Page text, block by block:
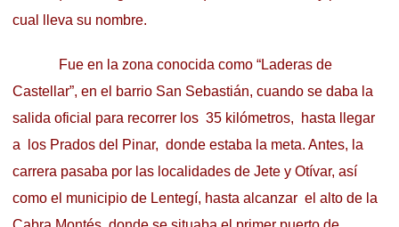
cual lleva su nombre.
Fue en la zona conocida como “Laderas de
Castellar”, en el barrio San Sebastián, cuando se daba la
salida oficial para recorrer los 35 kilómetros, hasta llegar
a los Prados del Pinar, donde estaba la meta. Antes, la
carrera pasaba por las localidades de Jete y Otívar, así
como el municipio de Lentegí, hasta alcanzar el alto de la